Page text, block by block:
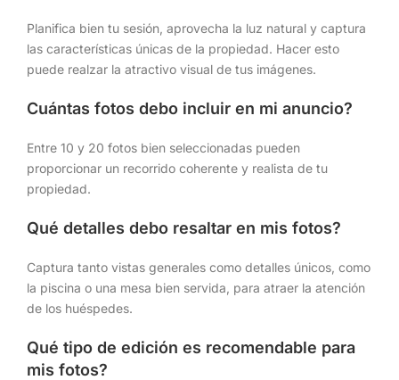
Planifica bien tu sesión, aprovecha la luz natural y captura
las características únicas de la propiedad. Hacer esto
puede realzar la atractivo visual de tus imágenes.
Cuántas fotos debo incluir en mi anuncio?
Entre 10 y 20 fotos bien seleccionadas pueden
proporcionar un recorrido coherente y realista de tu
propiedad.
Qué detalles debo resaltar en mis fotos?
Captura tanto vistas generales como detalles únicos, como
la piscina o una mesa bien servida, para atraer la atención
de los huéspedes.
Qué tipo de edición es recomendable para
mis fotos?